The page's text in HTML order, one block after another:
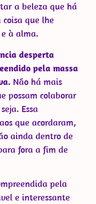
a beleza que há
coisa que lhe
à alma.
desperta
pela massa
Não há mais
possam colaborar
Essa
que acordaram,
ainda dentro de
fora a fim de
pela
e interessante